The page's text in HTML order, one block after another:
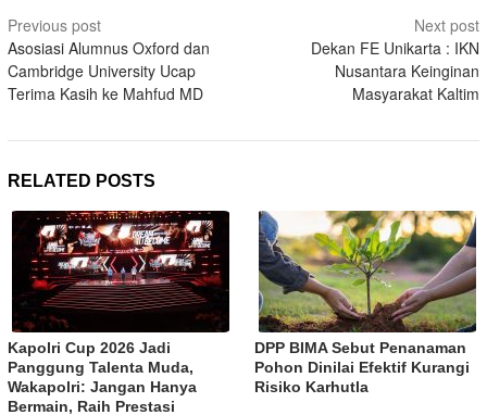
Post
navigation
Previous post
Asosiasi Alumnus Oxford dan
Cambridge University Ucap
Terima Kasih ke Mahfud MD
Next post
Dekan FE Unikarta : IKN
Nusantara Keinginan
Masyarakat Kaltim
RELATED POSTS
Kapolri Cup 2026 Jadi
Panggung Talenta Muda,
Wakapolri: Jangan Hanya
Bermain, Raih Prestasi
DPP BIMA Sebut Penanaman
Pohon Dinilai Efektif Kurangi
Risiko Karhutla